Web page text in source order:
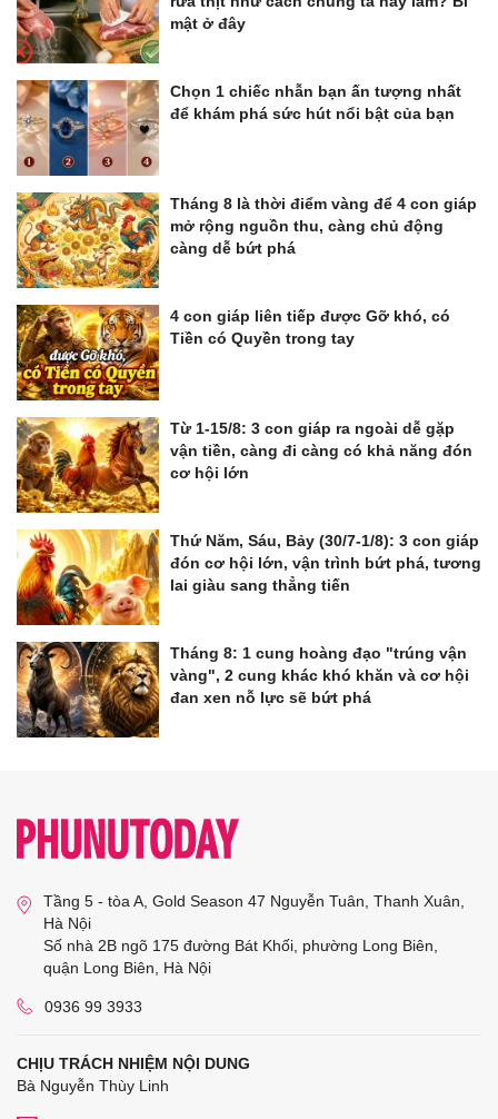
mật ở đây
Chọn 1 chiếc nhẫn bạn ấn tượng nhất
để khám phá sức hút nổi bật của bạn
Tháng 8 là thời điểm vàng để 4 con giáp
mở rộng nguồn thu, càng chủ động
càng dễ bứt phá
4 con giáp liên tiếp được Gỡ khó, có
Tiền có Quyền trong tay
Từ 1-15/8: 3 con giáp ra ngoài dễ gặp
vận tiền, càng đi càng có khả năng đón
cơ hội lớn
Thứ Năm, Sáu, Bảy (30/7-1/8): 3 con giáp
đón cơ hội lớn, vận trình bứt phá, tương
lai giàu sang thẳng tiến
Tháng 8: 1 cung hoàng đạo "trúng vận
vàng", 2 cung khác khó khăn và cơ hội
đan xen nỗ lực sẽ bứt phá
Tầng 5 - tòa A, Gold Season 47 Nguyễn Tuân, Thanh Xuân,
Hà Nội
Số nhà 2B ngõ 175 đường Bát Khối, phường Long Biên,
quận Long Biên, Hà Nội
0936 99 3933
CHỊU TRÁCH NHIỆM NỘI DUNG
Bà Nguyễn Thùy Linh